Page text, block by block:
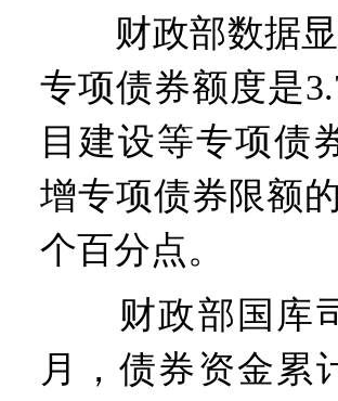
财政部数据显
专项债券额度是
目建设等专项债
增专项债券限额
个百分点。
财政部国库司
月，债券资金累